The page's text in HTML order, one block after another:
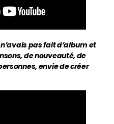
pas fait d’album et
de nouveauté, de
envie de créer